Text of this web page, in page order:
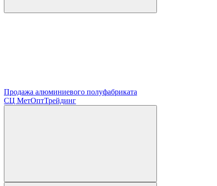
Продажа алюминиевого полуфабриката
СЦ МетОптТрейдинг